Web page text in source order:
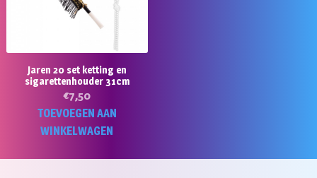
Jaren 20 set ketting en
sigarettenhouder 31cm
€7,50
TOEVOEGEN AAN
WINKELWAGEN